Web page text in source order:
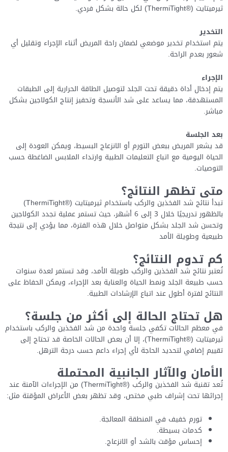
ثيرميتايت (®ThermiTight) لكل حالة بشكل فردي.
التخدير
يتم استخدام تخدير موضعي لضمان راحة المريض أثناء الإجراء وتقليل أي
شعور بعدم الراحة.
الإجراء
يتم إدخال أداة دقيقة تحت الجلد لتوصيل الطاقة الحرارية إلى الطبقات
المستهدفة، مما يساعد على شد الأنسجة وتحفيز إنتاج الكولاجين بشكل
مباشر.
بعد الجلسة
قد يشعر المريض ببعض التورم أو الانزعاج البسيط، ويمكن العودة إلى
الحياة اليومية مع اتباع التعليمات الطبية وارتداء الملابس الضاغطة حسب
التوصيات.
متى تظهر النتائج؟
تبدأ نتائج شد الفخذين والركب باستخدام ثيرميتايت (®ThermiTight)
بالظهور تدريجيًا خلال 3 إلى 6 أشهر، حيث تستمر عملية تجدد الكولاجين
وتحسن شد الجلد بشكل متواصل خلال هذه الفترة، مما يؤدي إلى نتيجة
طبيعية وطويلة الأمد
كم تدوم النتائج؟
تُعتبر نتائج شد الفخذين والركب طويلة الأمد، وقد تستمر لعدة سنوات
حسب طبيعة الجلد ونمط الحياة والعناية بعد الإجراء، ويمكن الحفاظ على
النتائج لفترة أطول عند اتباع الإرشادات الطبية.
هل تحتاج الحالة إلى أكثر من جلسة؟
في معظم الحالات تكفي جلسة واحدة من شد الفخذين والركب باستخدام
ثيرميتايت (®ThermiTight)، إلا أن بعض الحالات الخاصة قد تحتاج إلى
تقييم إضافي لتحديد الحاجة لأي إجراء داعم حسب درجة الترهل.
الأمان والآثار الجانبية المحتملة
تُعد تقنية شد الفخذين والركب (®ThermiTight) من الإجراءات الآمنة عند
إجرائها تحت إشراف طبي مختص، وقد تظهر بعض الأعراض المؤقتة مثل:
تورم خفيف في المنطقة المعالجة.
كدمات بسيطة.
إحساس مؤقت بالشد أو الانزعاج.